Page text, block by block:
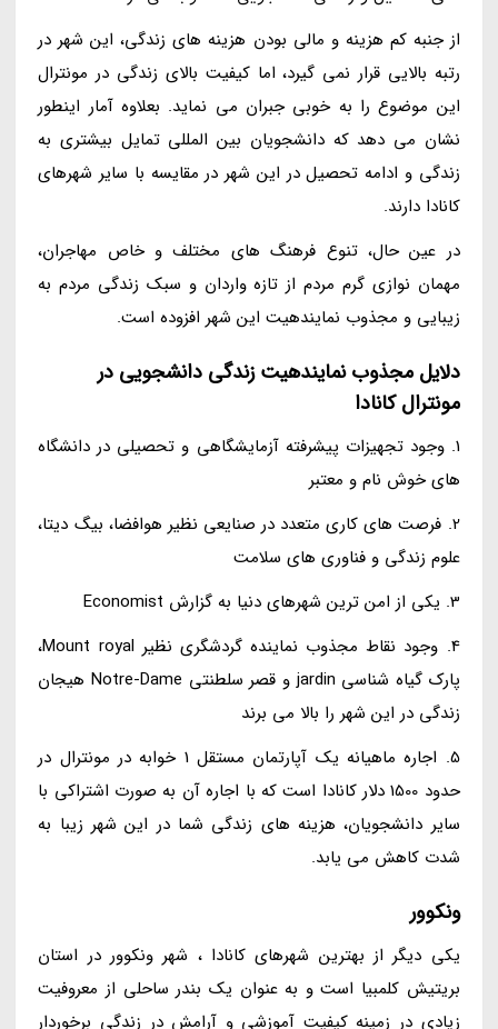
از جنبه کم هزینه و مالی بودن هزینه های زندگی، این شهر در
رتبه بالایی قرار نمی گیرد، اما کیفیت بالای زندگی در مونترال
این موضوع را به خوبی جبران می نماید. بعلاوه آمار اینطور
نشان می دهد که دانشجویان بین المللی تمایل بیشتری به
زندگی و ادامه تحصیل در این شهر در مقایسه با سایر شهرهای
کانادا دارند.
در عین حال، تنوع فرهنگ های مختلف و خاص مهاجران،
مهمان نوازی گرم مردم از تازه واردان و سبک زندگی مردم به
زیبایی و مجذوب نمایندهیت این شهر افزوده است.
دلایل مجذوب نمایندهیت زندگی دانشجویی در
مونترال کانادا
1. وجود تجهیزات پیشرفته آزمایشگاهی و تحصیلی در دانشگاه
های خوش نام و معتبر
2. فرصت های کاری متعدد در صنایعی نظیر هوافضا، بیگ دیتا،
علوم زندگی و فناوری های سلامت
3. یکی از امن ترین شهرهای دنیا به گزارش Economist
4. وجود نقاط مجذوب نماینده گردشگری نظیر Mount royal،
پارک گیاه شناسی jardin و قصر سلطنتی Notre-Dame هیجان
زندگی در این شهر را بالا می برند
5. اجاره ماهیانه یک آپارتمان مستقل 1 خوابه در مونترال در
حدود 1500 دلار کانادا است که با اجاره آن به صورت اشتراکی با
سایر دانشجویان، هزینه های زندگی شما در این شهر زیبا به
شدت کاهش می یابد.
ونکوور
یکی دیگر از بهترین شهرهای کانادا ، شهر ونکوور در استان
بریتیش کلمبیا است و به عنوان یک بندر ساحلی از معروفیت
زیادی در زمینه کیفیت آموزشی و آرامش در زندگی برخوردار